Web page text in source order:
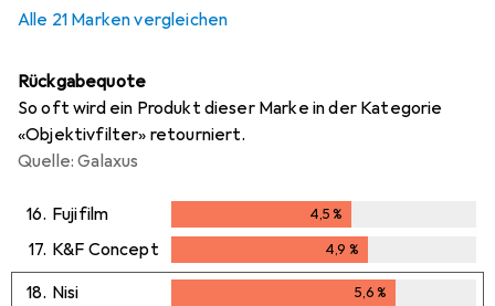
Alle 21 Marken vergleichen
Rückgabequote
So oft wird ein Produkt dieser Marke in der Kategorie
«Objektivfilter» retourniert.
Quelle: Galaxus
16. Fujifilm 4,5%
17. K&F Concept 4,9 %
18. Nisi 5,6%